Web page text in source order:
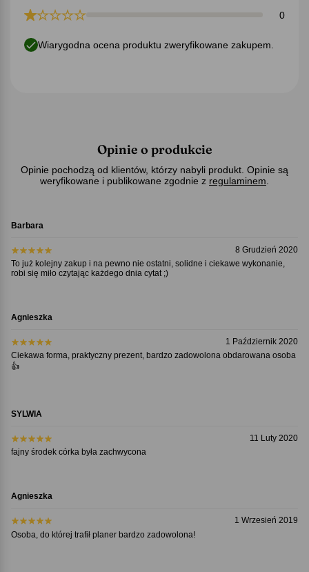
0
Wiarygodna ocena produktu zweryfikowane zakupem.
Opinie o produkcie
Opinie pochodzą od klientów, którzy nabyli produkt. Opinie są
weryfikowane i publikowane zgodnie z regulaminem
Barbara
8 Grudzień 2020
To już kolejny zakup i na pewno nie ostatni, solidne i ciekawe wykonanie,
robi się miło czytając każdego dnia cytat ;)
Agnieszka
1 Październik 2020
Ciekawa forma, praktyczny prezent, bardzo zadowolona obdarowana osoba
👍
SYLWIA
11 Luty 2020
fajny środek córka była zachwycona
Agnieszka
1 Wrzesień 2019
Osoba, do której trafił planer bardzo zadowolona!